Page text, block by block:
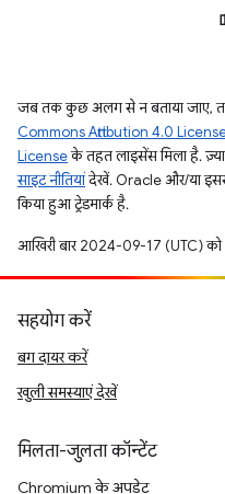
जब तक कुछ अलग से न बताया जाए,
Commons Attribution 4.0
Licenseके तहत लाइसेंस मिला है.
साइट नीतियांदेखें. Oracle और/या इससे
किया हुआ ट्रेडमार्क है.
आखिरी बार 2024-09-17 (UTC) को
सहयोग करें
बग दायर करें
खुली समस्याएं देखें
मिलता-जुलता कॉन्टेंट
Chromium के अपडेट